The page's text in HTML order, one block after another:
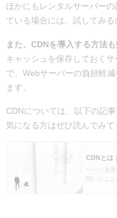
ほかにもレンタルサーバー
ている場合には、試してみる
また、CDNを導入する方法も
キャッシュを保存しておく
で、Webサーバーの負担軽
ます。
CDNについては、以下の記
気になる方はぜひ読んでみて
CDNとは
ページ速
聞いたこ